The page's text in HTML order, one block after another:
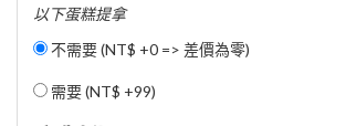
以下蛋糕提拿
不需要 (NT$ +0 => 差價為零)
需要 (NT$ +99)